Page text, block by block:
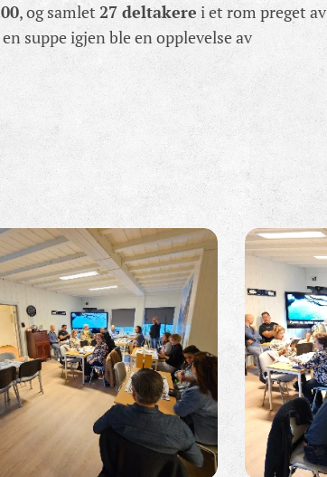
, og samlet27 deltakere i et rom preget av
suppe igjen ble en opplevelse av